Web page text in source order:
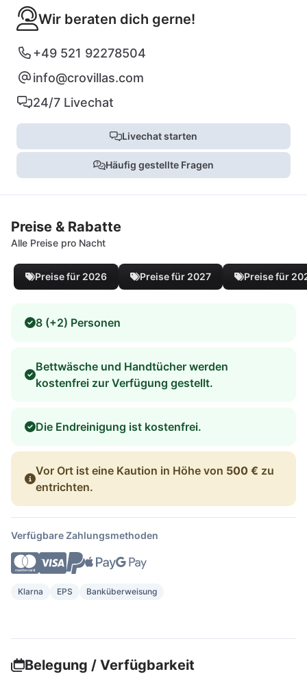
Wir beraten dich gerne!
+49 521 92278504
info@crovillas.com
24/7 Livechat
Livechat starten
Häufig gestellte Fragen
Preise & Rabatte
Alle Preise pro Nacht
Preise für 2026 Preise für 2027 Preise für
8 (+2) Personen
Bettwäsche und Handtücher werden
kostenfrei zur Verfügung gestellt.
Die Endreinigung ist kostenfrei.
Vor Ort ist eine Kaution in Höhe von 500 € zu
entrichten.
Verfügbare Zahlungsmethoden
Klarna EPS Banküberweisung
Belegung / Verfügbarkeit